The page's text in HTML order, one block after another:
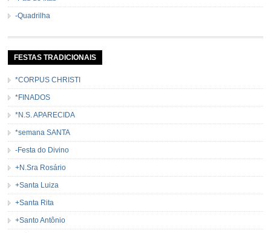
-Quadrilha
FESTAS TRADICIONAIS
*CORPUS CHRISTI
*FINADOS
*N.S. APARECIDA
*semana SANTA
-Festa do Divino
+N.Sra Rosário
+Santa Luiza
+Santa Rita
+Santo Antônio